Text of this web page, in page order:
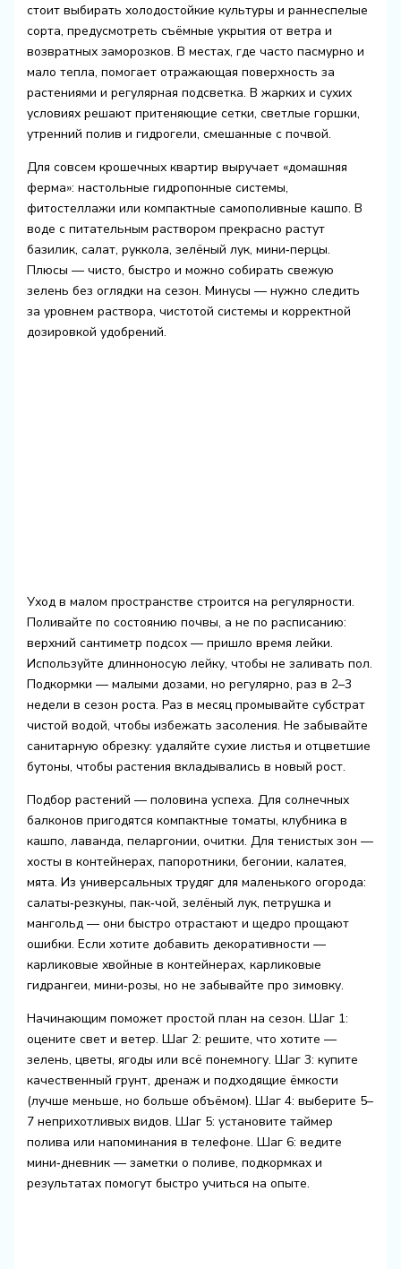
стоит выбирать холодостойкие культуры и раннеспелые
сорта, предусмотреть съёмные укрытия от ветра и
возвратных заморозков. В местах, где часто пасмурно и
мало тепла, помогает отражающая поверхность за
растениями и регулярная подсветка. В жарких и сухих
условиях решают притеняющие сетки, светлые горшки,
утренний полив и гидрогели, смешанные с почвой.
Для совсем крошечных квартир выручает «домашняя
ферма»: настольные гидропонные системы,
фитостеллажи или компактные самополивные кашпо. В
воде с питательным раствором прекрасно растут
базилик, салат, руккола, зелёный лук, мини‑перцы.
Плюсы — чисто, быстро и можно собирать свежую
зелень без оглядки на сезон. Минусы — нужно следить
за уровнем раствора, чистотой системы и корректной
дозировкой удобрений.
Уход в малом пространстве строится на регулярности.
Поливайте по состоянию почвы, а не по расписанию:
верхний сантиметр подсох — пришло время лейки.
Используйте длинноносую лейку, чтобы не заливать пол.
Подкормки — малыми дозами, но регулярно, раз в 2–3
недели в сезон роста. Раз в месяц промывайте субстрат
чистой водой, чтобы избежать засоления. Не забывайте
санитарную обрезку: удаляйте сухие листья и отцветшие
бутоны, чтобы растения вкладывались в новый рост.
Подбор растений — половина успеха. Для солнечных
балконов пригодятся компактные томаты, клубника в
кашпо, лаванда, пеларгонии, очитки. Для тенистых зон —
хосты в контейнерах, папоротники, бегонии, калатея,
мята. Из универсальных трудяг для маленького огорода:
салаты‑резкуны, пак‑чой, зелёный лук, петрушка и
мангольд — они быстро отрастают и щедро прощают
ошибки. Если хотите добавить декоративности —
карликовые хвойные в контейнерах, карликовые
гидрангеи, мини‑розы, но не забывайте про зимовку.
Начинающим поможет простой план на сезон. Шаг 1:
оцените свет и ветер. Шаг 2: решите, что хотите —
зелень, цветы, ягоды или всё понемногу. Шаг 3: купите
качественный грунт, дренаж и подходящие ёмкости
(лучше меньше, но больше объёмом). Шаг 4: выберите 5–
7 неприхотливых видов. Шаг 5: установите таймер
полива или напоминания в телефоне. Шаг 6: ведите
мини‑дневник — заметки о поливе, подкормках и
результатах помогут быстро учиться на опыте.